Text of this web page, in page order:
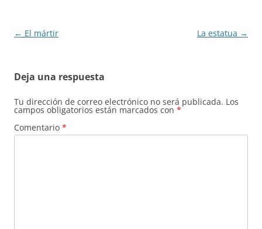
Navegación
← El mártir La estatua →
Deja una respuesta
Tu dirección de correo electrónico no será publicada. Los
campos obligatorios están marcados con *
Comentario *